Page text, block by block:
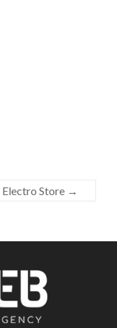
Electro Store →